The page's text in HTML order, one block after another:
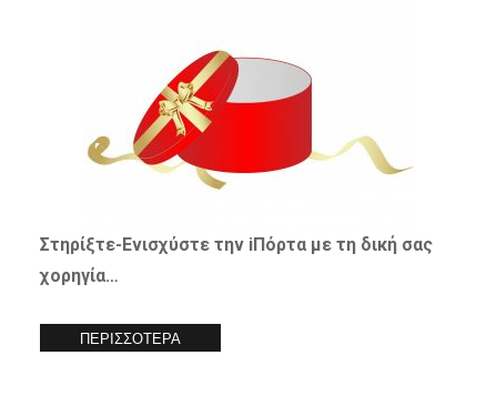
Στηρίξτε-Ενισχύστετην iΠόρτα με τη δική σας
χορηγία…
ΠΕΡΙΣΣΟΤΕΡΑ